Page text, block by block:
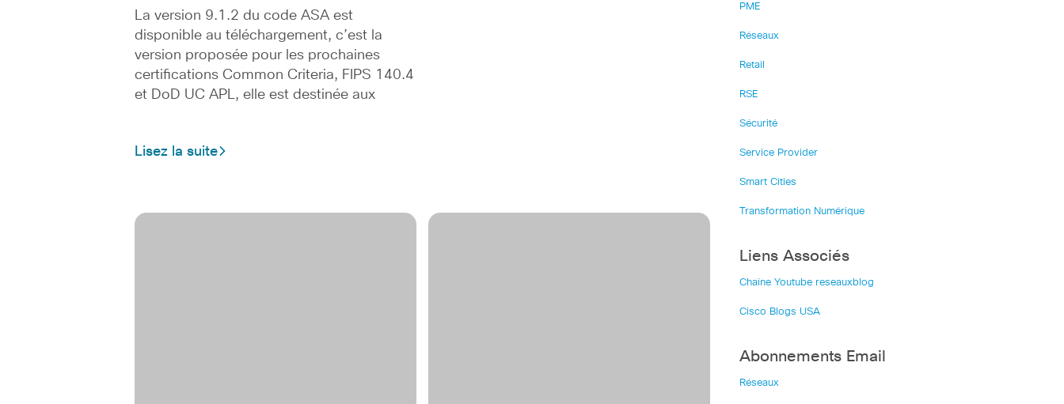
La version 9.1.2 du code ASA est
disponible au téléchargement, c’est la
version proposée pour les prochaines
certifications Common Criteria, FIPS 140.4
et DoD UC APL, elle est destinée aux
Lisez la suite
PME
Réseaux
Retail
RSE
Sécurité
Service Provider
Smart Cities
Transformation Numérique
Liens Associés
Chaîne Youtube reseauxblog
Cisco Blogs USA
Abonnements Email
Réseaux